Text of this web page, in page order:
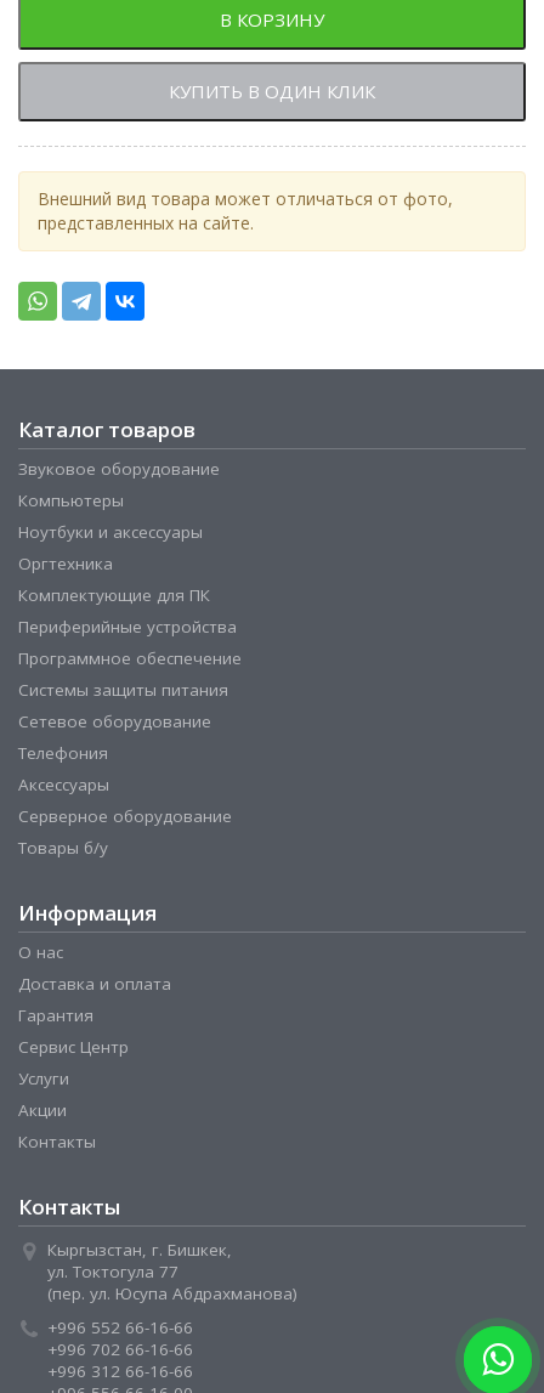
В КОРЗИНУ
КУПИТЬ В ОДИН КЛИК
Внешний вид товара может отличаться от фото,
представленных на сайте.
Каталог товаров
Звуковое оборудование
Компьютеры
Ноутбуки и аксессуары
Оргтехника
Комплектующие для ПК
Периферийные устройства
Программное обеспечение
Системы защиты питания
Сетевое оборудование
Телефония
Аксессуары
Серверное оборудование
Товары б/у
Информация
О нас
Доставка и оплата
Гарантия
Сервис Центр
Услуги
Акции
Контакты
Контакты
Кыргызстан, г. Бишкек,
ул. Токтогула 77
(пер. ул. Юсупа Абдрахманова)
+996 552 66-16-66
+996 702 66-16-66
+996 312 66-16-66